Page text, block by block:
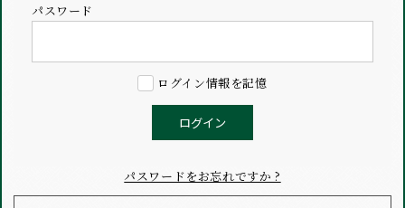
パスワード
ログイン情報を記憶
パスワードをお忘れですか ?